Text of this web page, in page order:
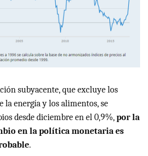
subyacente, que excluye los
la energía y los alimentos, se
desde diciembre en el 0,9%,por la
en la política monetaria es
.